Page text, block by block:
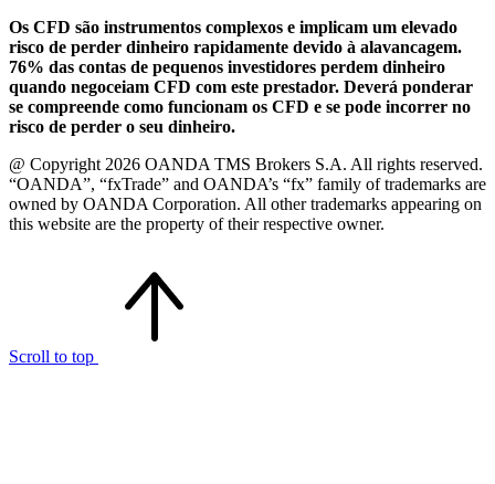
Os CFD são instrumentos complexos e implicam um elevado
risco de perder dinheiro rapidamente devido à alavancagem.
76% das contas de pequenos investidores perdem dinheiro
quando negoceiam CFD com este prestador. Deverá ponderar
se compreende como funcionam os CFD e se pode incorrer no
risco de perder o seu dinheiro.
@ Copyright 2026 OANDA TMS Brokers S.A. All rights reserved.
“OANDA”, “fxTrade” and OANDA’s “fx” family of trademarks are
owned by OANDA Corporation. All other trademarks appearing on
this website are the property of their respective owner.
Scroll to top